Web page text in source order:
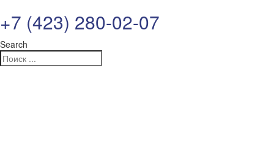
+7 (423) 280-02-07
Search